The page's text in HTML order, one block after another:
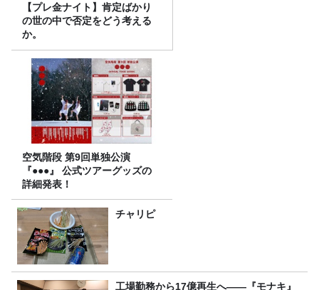
【プレ金ナイト】肯定ばかり
の世の中で否定をどう考える
か。
空気階段 第9回単独公演
『●●●』 公式ツアーグッズの
詳細発表！
チャリピ
工場勤務から17億再生へ——『モナキ』